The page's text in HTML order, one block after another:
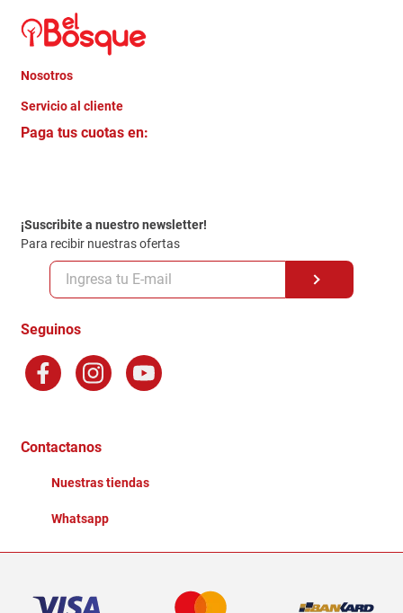
Nosotros
Quienes somos
Trabaja con Nosotros
Servicio al cliente
Crédito Directo
Politica de Privacidad
Políticas y condiciones GiftCard
Formas de Pago
Terminos y Condiciones
Factura Electronica
Ganadores - Promociones
Paga tus cuotas en:
¡Suscribite a nuestro newsletter!
Para recibir nuestras ofertas
Seguinos
Contactanos
Nuestras tiendas
Whatsapp